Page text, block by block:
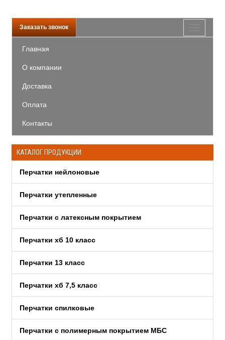
Заказать звонок
Главная
О компании
Доставка
Оплата
Контакты
КАТАЛОГ ПРОДУКЦИИ
Перчатки нейлоновые
Перчатки утепленные
Перчатки c латексным покрытием
Перчатки хб 10 класс
Перчатки 13 класс
Перчатки хб 7,5 класс
Перчатки спилковые
Перчатки с полимерным покрытием МБС